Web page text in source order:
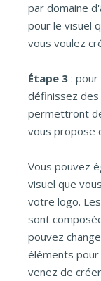
par domaine
pour le visuel
vous voulez
Étape 3 :
définissez
permettront
vous propose
Vous pouvez
visuel que
votre logo.
sont
pouvez
éléments
venez de